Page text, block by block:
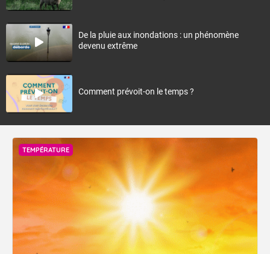
De la pluie aux inondations : un phénomène
devenu extrême
Comment prévoit-on le temps ?
TEMPÉRATURE